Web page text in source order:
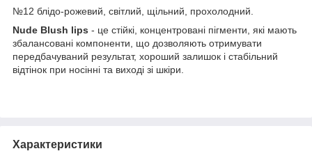
№12 блідо-рожевий, світлий, щільний, прохолодний.
Nude Blush lips - це стійкі, концентровані пігменти, які мають
збалансовані компоненти, що дозволяють отримувати
передбачуваний результат, хороший залишок і стабільний
відтінок при носінні та виході зі шкіри.
Характеристики